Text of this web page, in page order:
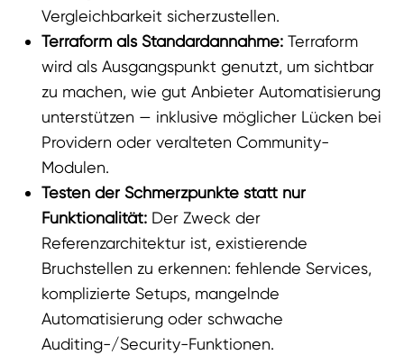
Vergleichbarkeit sicherzustellen.
Terraform als Standardannahme: Terraform
wird als Ausgangspunkt genutzt, um sichtbar
zu machen, wie gut Anbieter Automatisierung
unterstützen — inklusive möglicher Lücken bei
Providern oder veralteten Community-
Modulen.
Testen der Schmerzpunkte statt nur
Funktionalität: Der Zweck der
Referenzarchitektur ist, existierende
Bruchstellen zu erkennen: fehlende Services,
komplizierte Setups, mangelnde
Automatisierung oder schwache
Auditing-/Security-Funktionen.